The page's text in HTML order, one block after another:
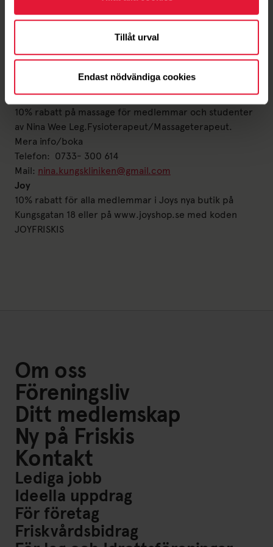
Tillåt urval
Endast nödvändiga cookies
får Friskis medlemmar 1 extra session - värde 1095 kr.
Tel: 031-789 49 90
Märk mejlet med "Friskis Göteborg"
Massage på Friskis Johanneberg
10% rabatt på massage för medlemmar och studenter
av Nina Wee Leg.Fysioterapeut/Massageterapeut.
Mera info/boka
Telefon: 0733- 300 614
Mail: nina.kungskliniken@gmail.com
Joy
10% rabatt för alla medlemmar i Joys nya butik på
Kungsgatan 18 eller på www.joyshop.se med koden
JOYFRISKIS
Om oss
Föreningsliv
Ditt medlemskap
Ny på Friskis
Kontakt
Lediga jobb
Ideella uppdrag
För företag
Friskvårdsbidrag